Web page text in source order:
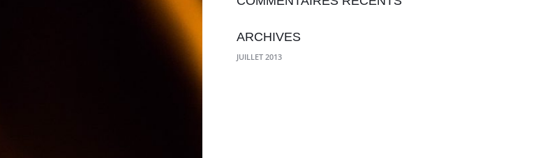
ARCHIVES
JUILLET 2013